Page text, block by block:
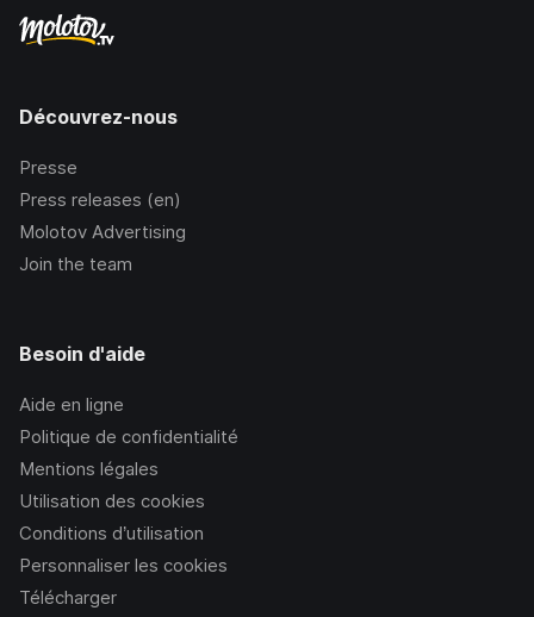
Découvrez-nous
Presse
Press releases (en)
Molotov Advertising
Join the team
Besoin d'aide
Aide en ligne
Politique de confidentialité
Mentions légales
Utilisation des cookies
Conditions d’utilisation
Personnaliser les cookies
Télécharger